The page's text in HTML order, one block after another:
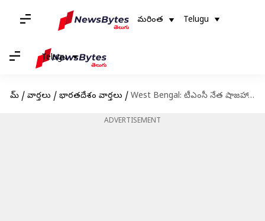
మరింత Telugu
Telugu
హోమ్ / వార్తలు / భారతదేశం వార్తలు / West Bengal: టీఎంసీ నేత షాజహాన్ షేక్‌ను వెంటనే అరెస్టు చేయండి: కోలకత్తా హైకోర్టు
ADVERTISEMENT